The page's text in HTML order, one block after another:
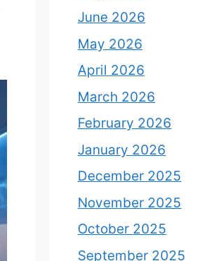
June 2026
May 2026
April 2026
March 2026
February 2026
January 2026
December 2025
November 2025
October 2025
September 2025